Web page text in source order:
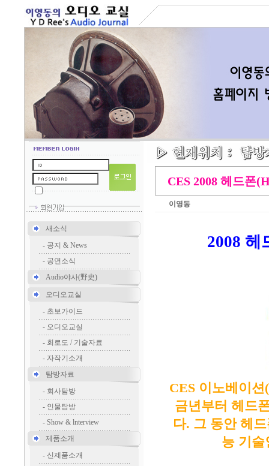
새소식
- 공지 & News
- 공연소식
Audio야사(野史)
오디오교실
- 초보가이드
- 오디오교실
- 회로도 / 기술자료
- 자작기소개
탐방자료
- 회사탐방
- 인물탐방
- Show & lnterview
제품소개
- 신제품소개
CES 2008 헤드폰
이영동
2008 헤
CES 이노베이션
금년부터 헤드
다. 그 동안 헤
능 기